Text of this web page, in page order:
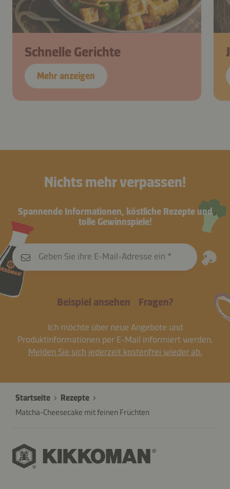
Schnelle Gerichte
Mehr anzeigen
Nichts mehr verpassen!
Spannende Informationen, köstliche Rezepte und
tolle Gewinnspiele!
Geben Sie ihre E-Mail-Adresse ein
Beispiel ansehen Fragen?
Ich möchte über neue Angebote und
Produktinformationen per E-Mail informiert werden.
Melden Sie sich jederzeit kostenfrei wieder ab.
Startseite
Rezepte
Matcha-Cheesecake mit feinen Früchten